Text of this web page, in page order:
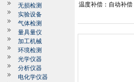
无损检测
实验设备
气体检测
量具量仪
加工机械
环境检测
光学仪器
分析仪器
电化学仪器
温度补偿：自动补偿